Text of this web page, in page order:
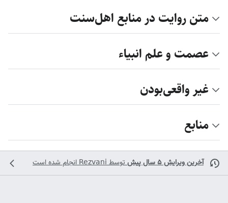
متن روایت در منابع اهل‌سنت
عصمت و علم انبیاء
غیر واقعی‌بودن
منابع
آخرین ویرایش ۵ سال پیش توسطRezvaniانجام شده است